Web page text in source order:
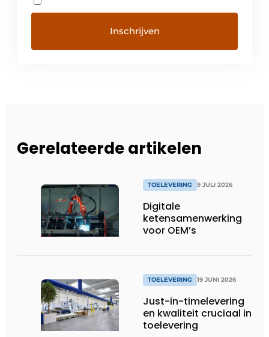
Gerelateerde artikelen
TOELEVERING 9 JULI 2026
Digitale
ketensamenwerking
voor OEM’s
TOELEVERING 19 JUNI 2026
Just-in-timelevering
en kwaliteit cruciaal in
toelevering